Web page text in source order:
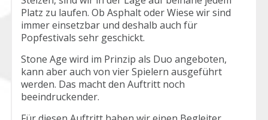
Platz zu laufen. Ob Asphalt oder Wiese wir sind
immer einsetzbar und deshalb auch für
Popfestivals sehr geschickt.
Stone Age wird im Prinzip als Duo angeboten,
kann aber auch von vier Spielern ausgeführt
werden. Das macht den Auftritt noch
beeindruckender.